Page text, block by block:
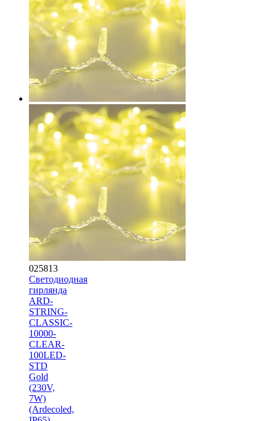
025813
Светодиодная
гирлянда
ARD-
STRING-
CLASSIC-
10000-
CLEAR-
100LED-
STD
Gold
(230V,
7W)
(Ardecoled,